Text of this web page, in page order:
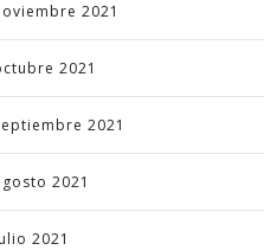
2021
2021
2021
2021
2021